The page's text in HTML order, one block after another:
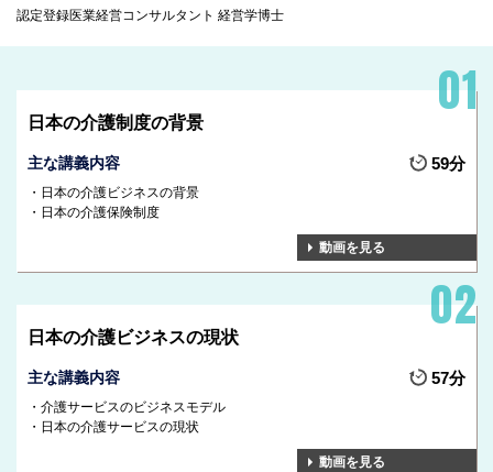
認定登録医業経営コンサルタント 経営学博士
日本の介護制度の背景
主な講義内容 59分
日本の介護ビジネスの背景
日本の介護保険制度
動画を見る
日本の介護ビジネスの現状
主な講義内容 57分
介護サービスのビジネスモデル
日本の介護サービスの現状
動画を見る